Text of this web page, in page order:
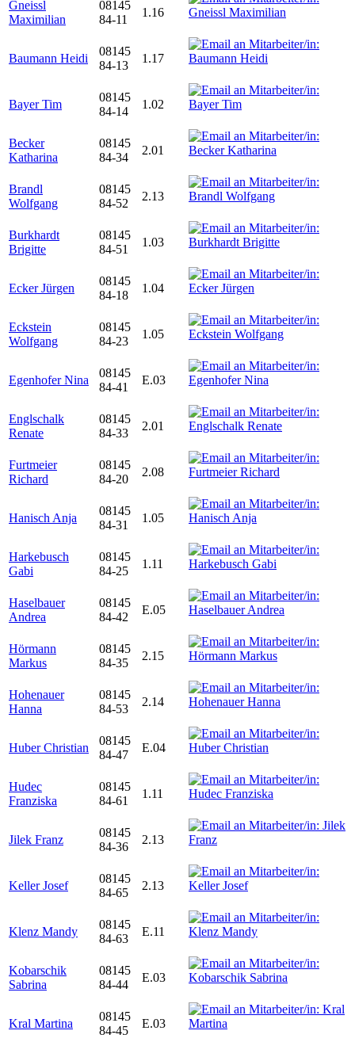
Gneissl
Maximilian
08145
84-11
1.16
Baumann Heidi
08145
84-13
1.17
Bayer Tim
08145
84-14
1.02
Becker
Katharina
08145
84-34
2.01
Brandl
Wolfgang
08145
84-52
2.13
Burkhardt
Brigitte
08145
84-51
1.03
Ecker Jürgen
08145
84-18
1.04
Eckstein
Wolfgang
08145
84-23
1.05
Egenhofer Nina
08145
84-41
E.03
Englschalk
Renate
08145
84-33
2.01
Furtmeier
Richard
08145
84-20
2.08
Hanisch Anja
08145
84-31
1.05
Harkebusch
Gabi
08145
84-25
1.11
Haselbauer
Andrea
08145
84-42
E.05
Hörmann
Markus
08145
84-35
2.15
Hohenauer
Hanna
08145
84-53
2.14
Huber Christian
08145
84-47
E.04
Hudec
Franziska
08145
84-61
1.11
Jilek Franz
08145
84-36
2.13
Keller Josef
08145
84-65
2.13
Klenz Mandy
08145
84-63
E.11
Kobarschik
Sabrina
08145
84-44
E.03
Kral Martina
08145
84-45
E.03